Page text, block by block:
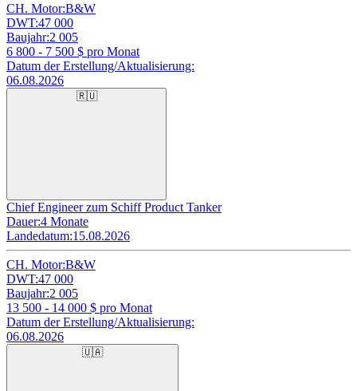
CH. Motor:B&W
DWT:47 000
Baujahr:2 005
6 800 - 7 500 $ pro Monat
Datum der Erstellung/Aktualisierung:
06.08.2026
🇷🇺
Chief Engineer zum Schiff Product Tanker
Dauer:4 Monate
Landedatum:15.08.2026
CH. Motor:B&W
DWT:47 000
Baujahr:2 005
13 500 - 14 000 $ pro Monat
Datum der Erstellung/Aktualisierung:
06.08.2026
🇺🇦